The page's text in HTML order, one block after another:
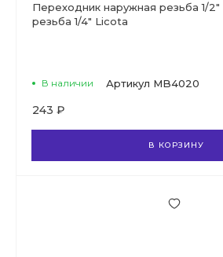
Переходник наружная резьба 1/2"
резьба 1/4" Licota
В наличии Артикул MB4020
243 ₽
В КОРЗИНУ